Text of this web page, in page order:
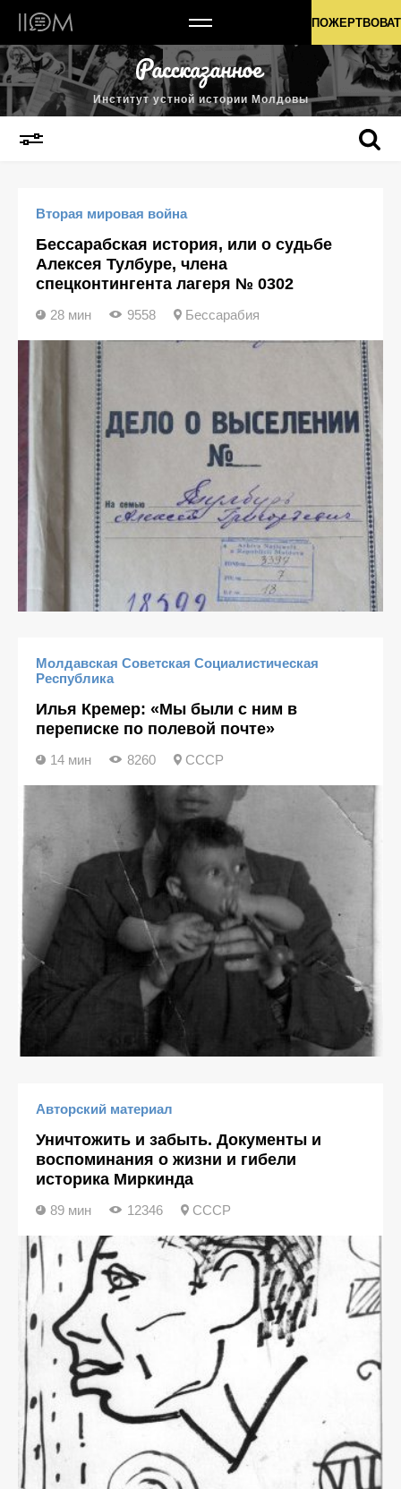
Институт устной истории Молдовы
Институт устной истории Молдовы
Вторая мировая война
Бессарабская история, или о судьбе
Алексея Тулбуре, члена
спецконтингента лагеря № 0302
28 мин 9558 Бессарабия
Молдавская Советская Социалистическая
Республика
Илья Кремер: «Мы были с ним в
переписке по полевой почте»
14 мин 8260 СССР
Авторский материал
Уничтожить и забыть. Документы и
воспоминания о жизни и гибели
историка Миркинда
89 мин 12346 СССР